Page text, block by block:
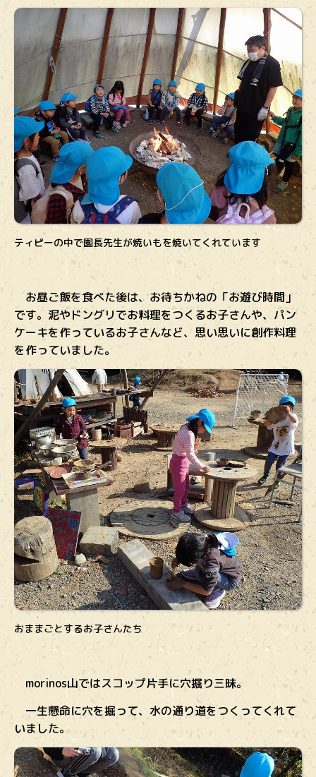
ティピーの中で園長先生が焼いもを焼いてくれています
お昼ご飯を食べた後は、お待ちかねの「お遊び時間」
です。泥やドングリでお料理をつくるお子さんや、パン
ケーキを作っているお子さんなど、思い思いに創作料理
を作っていました。
おままごとするお子さんたち
morinos山ではスコップ片手に穴掘り三昧。
一生懸命に穴を掘って、水の通り道をつくってくれて
いました。